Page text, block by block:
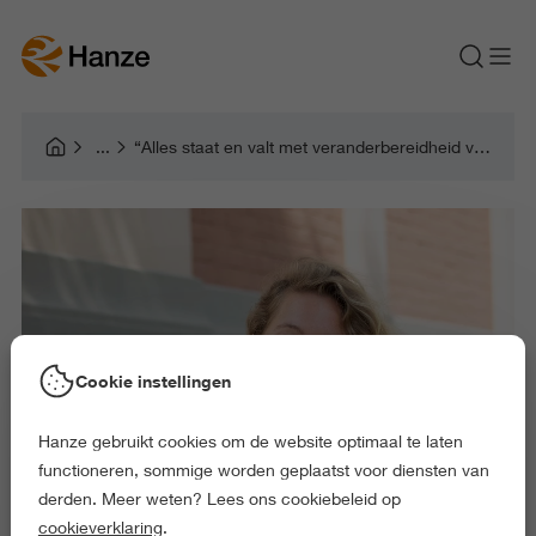
“Alles staat en valt met veranderbereidheid van mensen, daar kunnen wij als hrm’er een essentiële rol in spelen”
Cookie instellingen
Hanze gebruikt cookies om de website optimaal te laten
functioneren, sommige worden geplaatst voor diensten van
derden. Meer weten? Lees ons cookiebeleid op
cookieverklaring.